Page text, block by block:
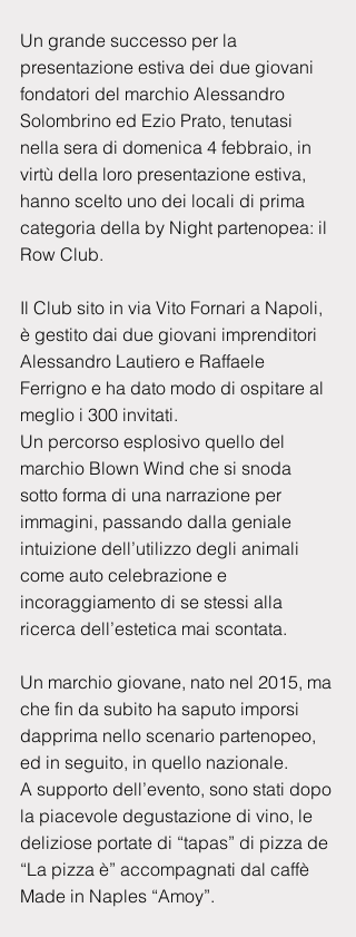
Un grande successo per la
presentazione estiva dei due giovani
fondatori del marchio Alessandro
Solombrino ed Ezio Prato, tenutasi
nella sera di domenica 4 febbraio, in
virtù della loro presentazione estiva,
hanno scelto uno dei locali di prima
categoria della by Night partenopea: il
Row Club.
Il Club sito in via Vito Fornari a Napoli,
è gestito dai due giovani imprenditori
Alessandro Lautiero e Raffaele
Ferrigno e ha dato modo di ospitare al
meglio i 300 invitati.
Un percorso esplosivo quello del
marchio Blown Wind che si snoda
sotto forma di una narrazione per
immagini, passando dalla geniale
intuizione dell’utilizzo degli animali
come auto celebrazione e
incoraggiamento di se stessi alla
ricerca dell’estetica mai scontata.
Un marchio giovane, nato nel 2015, ma
che fin da subito ha saputo imporsi
dapprima nello scenario partenopeo,
ed in seguito, in quello nazionale.
A supporto dell’evento, sono stati dopo
la piacevole degustazione di vino, le
deliziose portate di “tapas” di pizza de
“La pizza è” accompagnati dal caffè
Made in Naples “Amoy”.